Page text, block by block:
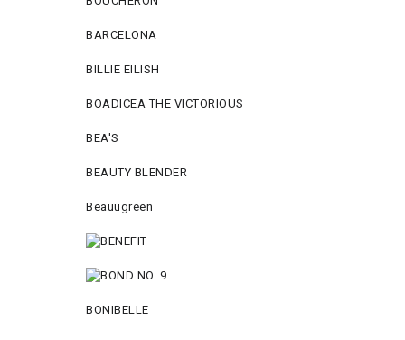
BARCELONA
BILLIE EILISH
BOADICEA THE VICTORIOUS
BEA'S
BEAUTY BLENDER
Beauugreen
BONIBELLE